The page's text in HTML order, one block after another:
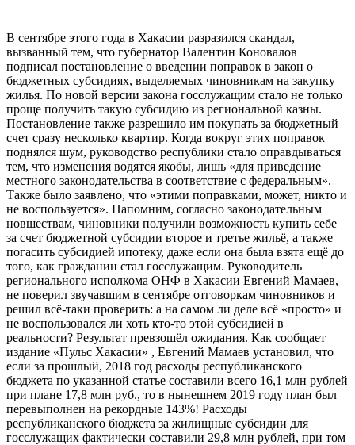
В сентябре этого года в Хакасии разразился скандал,
вызванный тем, что губернатор Валентин Коновалов
подписал постановление о введении поправок в закон о
бюджетных субсидиях, выделяемых чиновникам на закупку
жилья. По новой версии закона госслужащим стало не только
проще получить такую субсидию из региональной казны.
Постановление также разрешило им покупать за бюджетный
счет сразу несколько квартир. Когда вокруг этих поправок
поднялся шум, руководство республики стало оправдываться
тем, что изменения водятся якобы, лишь «для приведение
местного законодательства в соответствие с федеральным».
Также было заявлено, что «этими поправками, может, никто и
не воспользуется». Напомним, согласно законодательным
новшествам, чиновники получили возможность купить себе
за счет бюджетной субсидии второе и третье жильё, а также
погасить субсидией ипотеку, даже если она была взята ещё до
того, как гражданин стал госслужащим. Руководитель
регионального исполкома ОНФ в Хакасии Евгений Мамаев,
не поверил звучавшим в сентябре отговоркам чиновников и
решил всё-таки проверить: а на самом ли деле всё «просто» и
не воспользовался ли хоть кто-то этой субсидией в
реальности? Результат превзошёл ожидания. Как сообщает
издание «Пульс Хакасии» , Евгений Мамаев установил, что
если за прошлый, 2018 год расходы республиканского
бюджета по указанной статье составили всего 16,1 млн рублей
при плане 17,8 млн руб., то в нынешнем 2019 году план был
перевыполнен на рекордные 143%! Расходы
республиканского бюджета за жилищные субсидии для
госслужащих фактически составили 29,8 млн рублей, при том